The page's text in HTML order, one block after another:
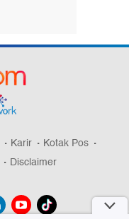
Karir
Kotak Pos
Disclaimer